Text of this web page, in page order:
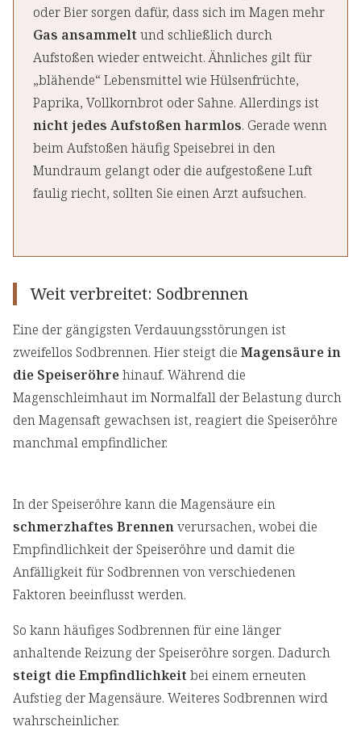
oder Bier sorgen dafür, dass sich im Magen mehr
Gas ansammelt und schließlich durch
Aufstoßen wieder entweicht. Ähnliches gilt für
„blähende“ Lebensmittel wie Hülsenfrüchte,
Paprika, Vollkornbrot oder Sahne. Allerdings ist
nicht jedes Aufstoßen harmlos. Gerade wenn
beim Aufstoßen häufig Speisebrei in den
Mundraum gelangt oder die aufgestoßene Luft
faulig riecht, sollten Sie einen Arzt aufsuchen.
Weit verbreitet: Sodbrennen
Eine der gängigsten Verdauungsstörungen ist
zweifellos Sodbrennen. Hier steigt die Magensäure in
die Speiseröhrehinauf. Während die
Magenschleimhaut im Normalfall der Belastung durch
den Magensaft gewachsen ist, reagiert die Speiseröhre
manchmal empfindlicher.
In der Speiseröhre kann die Magensäure ein
schmerzhaftes Brennenverursachen, wobei die
Empfindlichkeit der Speiseröhre und damit die
Anfälligkeit für Sodbrennen von verschiedenen
Faktoren beeinflusst werden.
So kann häufiges Sodbrennen für eine länger
anhaltende Reizung der Speiseröhre sorgen. Dadurch
steigt die Empfindlichkeit bei einem erneuten
Aufstieg der Magensäure. Weiteres Sodbrennen wird
wahrscheinlicher.